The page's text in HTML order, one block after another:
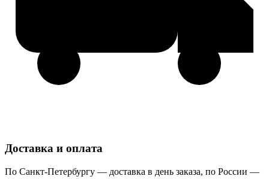
Доставка и оплата
По Санкт-Петербургу — доставка в день заказа, по России —